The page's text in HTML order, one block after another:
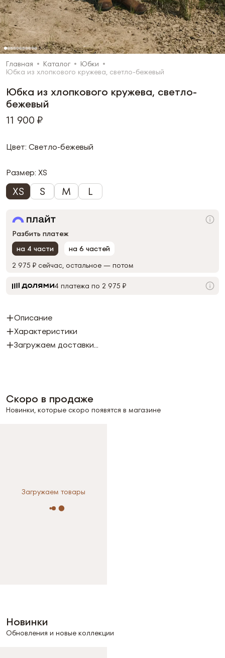
Главная Каталог
Юбки
Юбка из хлопкового кружева, светло-бежевый
Юбка из хлопкового кружева, светло-
бежевый
11 900 ₽
Цвет: Светло-бежевый
Размер: XS
XS S M L
Разбить платеж
на 4 части
на 6 частей
2 975 ₽ сейчас, остальное — потом
4 платежа по 2 975 ₽
Описание
Характеристики
Загружаем доставки...
Скоро в продаже
Новинки, которые скоро появятся в магазине
Загружаем товары
Новинки
Обновления и новые коллекции